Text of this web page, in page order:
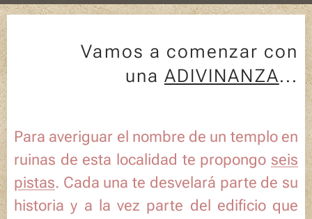
🕹️Vamos a comenzar con
una ADIVINANZA...
Para averiguar el nombre de un templo en
ruinas de esta localidad te propongo seis
pistas. Cada una te desvelará parte de su
historia y a la vez parte del edificio que